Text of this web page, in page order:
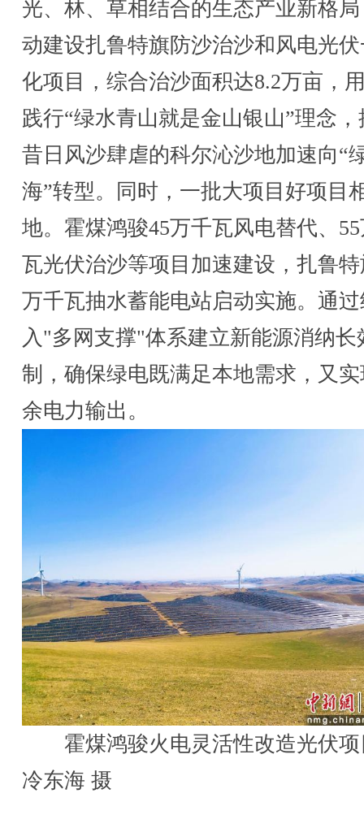
光、林、草相结合的生态产业新格
动建设扎鲁特旗防沙治沙和风电光
化项目，综合治沙面积达8.2万亩，
践行“绿水青山就是金山银山”理念，
昔日风沙肆虐的科尔沁沙地加速向“
海”转型。同时，一批大项目好项目
地。霍煤鸿骏45万千瓦风电替代、
瓦光伏治沙等项目加速建设，扎鲁特
万千瓦抽水蓄能电站启动实施。通
入"多网支撑"体系建立新能源消纳长
制，确保绿电既满足本地需求，又
余电力输出。
霍煤鸿骏火电灵活性改造光伏
冷东海 摄